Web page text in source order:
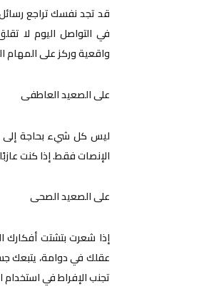
قد تجد نفسك تراجع رسائل
في التواصل اليوم لا
واقعية وركز على المهام
على الصعيد العاطفى
ليس كل شيء بحاجة إلى
الإنصات فقط. إذا كنت
على الصعيد الصحى
إذا شعرت بتشتت أفكارك
عقلك في دوامة، يتبعك
تجنب الإفراط في